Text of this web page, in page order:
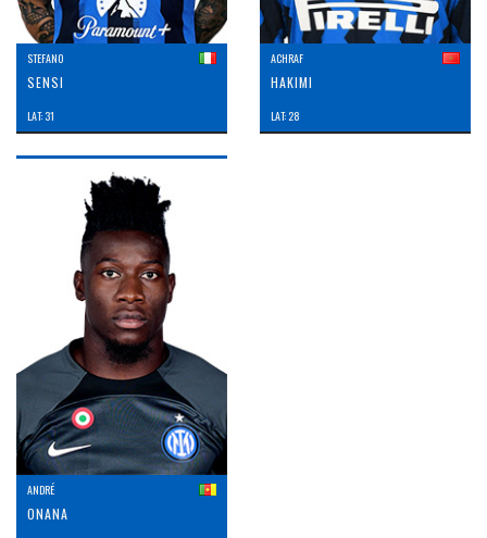
STEFANO
SENSI
LAT: 31
ACHRAF
HAKIMI
LAT: 28
ANDRÉ
ONANA